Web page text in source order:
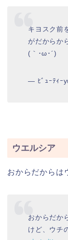
キヨスク前
がだからか
(｀･ω･´)ゞ
— ﾋﾞｭｰﾃｨｰ
ウエルシア
おからだからは
おからだか
けど、ウチ